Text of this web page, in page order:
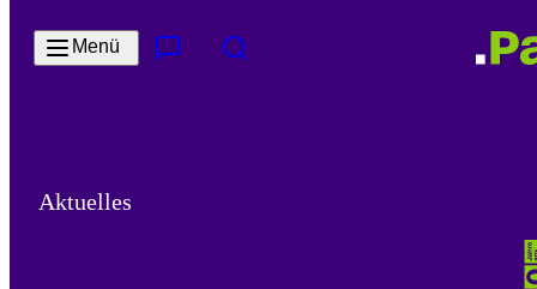
Menü
Aktuelles